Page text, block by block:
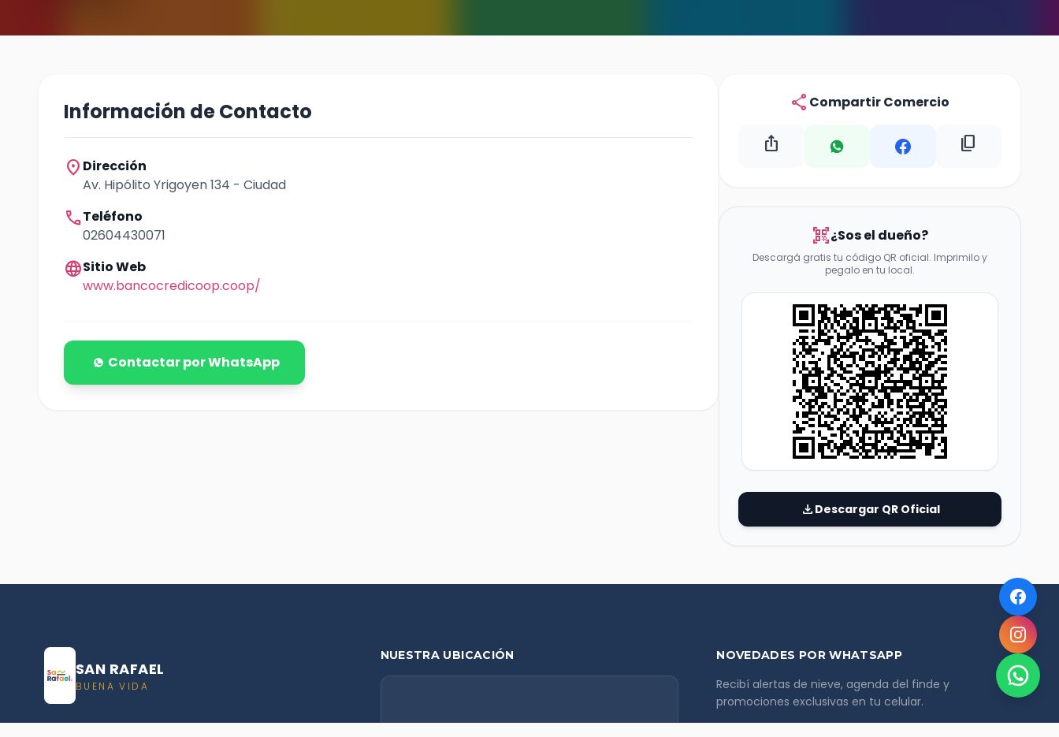
Información de Contacto
location_on Dirección
Av. Hipólito Yrigoyen 134 - Ciudad
callTeléfono
02604430071
languageSitio Web
www.bancocredicoop.coop/
Contactar por WhatsApp
share Compartir Comercio
ios_share content_copy
qr_code_scanner¿Sos el dueño?
Descargá gratis tu código QR oficial. Imprimilo y
pegalo en tu local.
downloadDescargar QR Oficial
SAN RAFAEL
BUENA VIDA
NUESTRA UBICACIÓN NOVEDADES POR WHATSAPP
Recibí alertas de nieve, agenda del finde y
promociones exclusivas en tu celular.